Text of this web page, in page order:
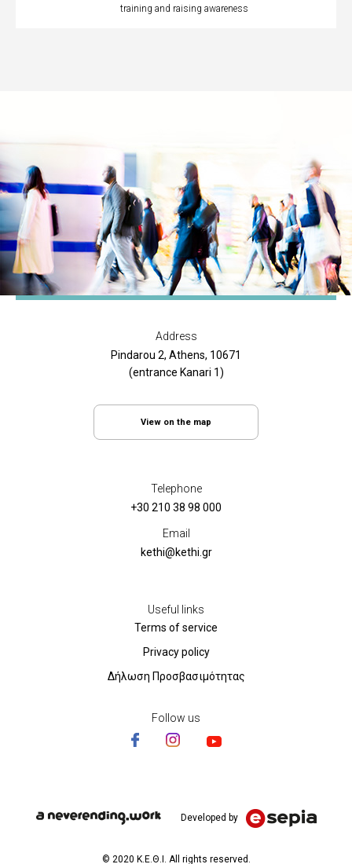
training and raising awareness
Address
Pindarou 2, Athens, 10671
(entrance Kanari 1)
View on the map
Telephone
+30 210 38 98 000
Email
kethi@kethi.gr
Useful links
Terms of service
Privacy policy
Δήλωση Προσβασιμότητας
Follow us
Developed by
© 2020 Κ.Ε.Θ.Ι. All rights reserved.